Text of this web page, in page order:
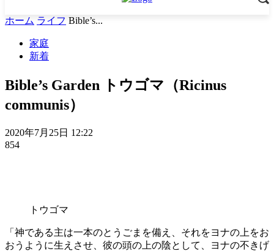
ホーム ライフ Bible’s...
家庭
新着
Bible’s Garden トウゴマ（Ricinus
communis）
2020年7月25日 12:22
854
トウゴマ
「神である主は一本のとうごまを備え、それをヨナの上をお
おうように生えさせ、彼の頭の上の陰として、ヨナの不きげ